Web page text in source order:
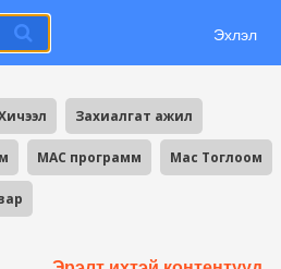
Эхлэл
Захиалгат ажил
MAC программ Mac Тоглоом